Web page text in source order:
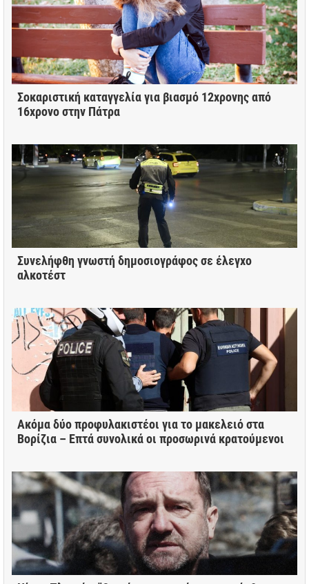
Σοκαριστική καταγγελία για βιασμό 12χρονης από
16χρονο στην Πάτρα
Συνελήφθη γνωστή δημοσιογράφος σε έλεγχο
αλκοτέστ
Ακόμα δύο προφυλακιστέοι για το μακελειό στα
Βορίζια – Eπτά συνολικά οι προσωρινά κρατούμενοι